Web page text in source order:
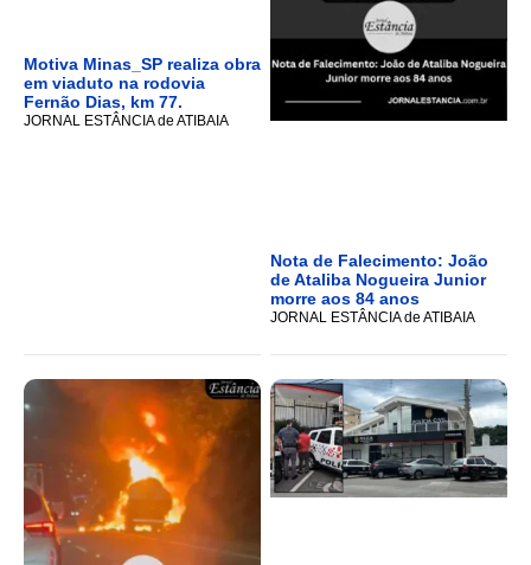
Motiva Minas_SP realiza obra
em viaduto na rodovia
Fernão Dias, km 77.
JORNAL ESTÂNCIA de ATIBAIA
Nota de Falecimento: João
de Ataliba Nogueira Junior
morre aos 84 anos
JORNAL ESTÂNCIA de ATIBAIA